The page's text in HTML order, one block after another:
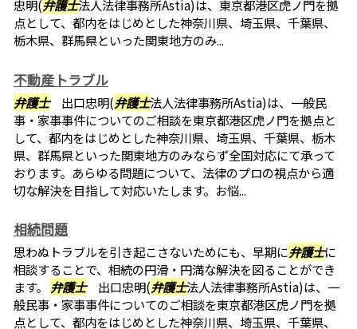
忠明(弁護士法人法律事務所Astia)は、東京都港区虎ノ門を拠
点として、都内をはじめとした神奈川県、埼玉県、千葉県、
栃木県、群馬県といった関東地方のみ...
不動産トラブル
弁護士出口忠明(弁護士法人法律事務所Astia)は、一般民
事・家事事件についてのご相談を東京都港区虎ノ門を拠点と
して、都内をはじめとした神奈川県、埼玉県、千葉県、栃木
県、群馬県といった関東地方のみならず全国対応にて承って
おります。あらゆる問題について、法律のプロの視点から適
切な解決を目指して対応いたします。お悩...
相続問題
思わぬトラブルを引き起こさないためにも、早期に弁護士に
相談することで、相続の円滑・円満な解決を図ることができ
ます。 弁護士出口忠明(弁護士法人法律事務所Astia)は、一
般民事・家事事件についてのご相談を東京都港区虎ノ門を拠
点として、都内をはじめとした神奈川県、埼玉県、千葉県、